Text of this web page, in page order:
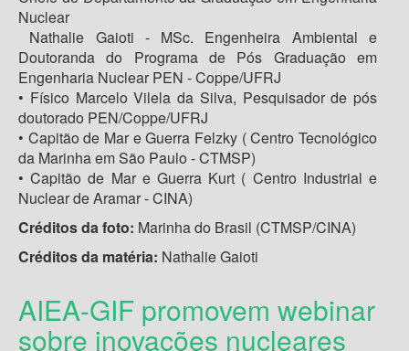
Nuclear
Nathalie Gaioti - MSc. Engenheira Ambiental e
Doutoranda do Programa de Pós Graduação em
Engenharia Nuclear PEN - Coppe/UFRJ
⁠• Físico Marcelo Vilela da Silva, Pesquisador de pós
doutorado PEN/Coppe/UFRJ
⁠• Capitão de Mar e Guerra Felzky ( Centro Tecnológico
da Marinha em São Paulo - CTMSP)
• ⁠Capitão de Mar e Guerra Kurt ( Centro Industrial e
Nuclear de Aramar - CINA)
Créditos da foto: Marinha do Brasil (CTMSP/CINA)
Créditos da matéria: Nathalie Gaioti
AIEA-GIF promovem webinar
sobre inovações nucleares